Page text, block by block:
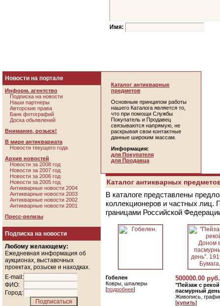
Имя:
Новости на портале
Информ. агентство
Подписка на новости
Наши партнеры
Авторские права
Банк фотографий
Доска обьявлений
Внимание, розыск!
В мире антиквариата
Новости текущего года
Архив новостей
Новости за 2008 год
Новости за 2007 год
Новости за 2006 год
Новости за 2005 год
Антикварные новости 2004
Антикварные новости 2003
Антикварные новости 2002
Антикварные новости 2001
Пресс-релизы
Подписка на новости
Любому желающему:
Ежедневная информация об
аукционах, выставочных
проектах, розыске и находках.
E-mail:
ФИО:
Город:
Каталог антикварных
предметов
Основным принципом работы
нашего Каталога является то,
что при помощи Службы
Покупатель и Продавец
связываются напрямую, не
раскрывая свои контактные
данные широким массам.
Информация:
для Покупателя
для Продавца
Каталог антикварных
В каталоге представлены
коллекционеров и частных лиц.
границами Российской
Гобелен
Ковры, шпалеры
[подробнее]
500000.00 руб.
"Пейзаж с
пасмурный
Живопись,
[купить]